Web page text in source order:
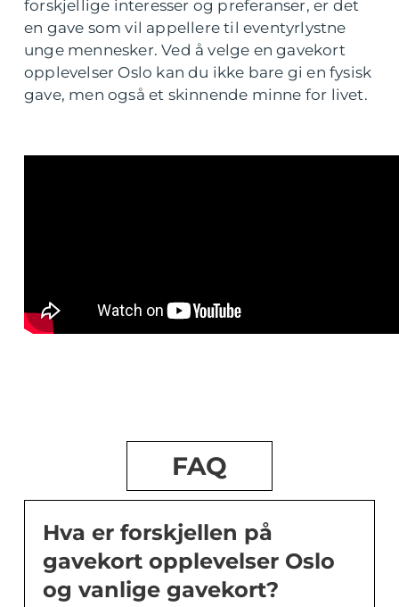
forskjellige interesser og preferanser, er det
en gave som vil appellere til eventyrlystne
unge mennesker. Ved å velge en gavekort
opplevelser Oslo kan du ikke bare gi en fysisk
gave, men også et skinnende minne for livet.
FAQ
Hva er forskjellen på
gavekort opplevelser Oslo
og vanlige gavekort?